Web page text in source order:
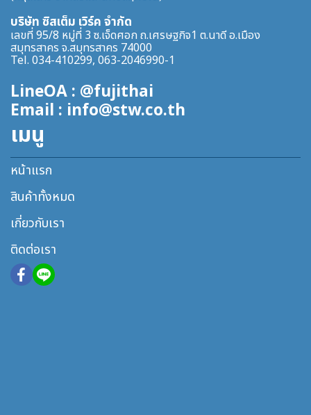
บริษัท ซิสเต็ม เวิร์ค จำกัด
เลขที่ 95/8 หมู่ที่ 3 ซ.เจ็ดศอก ถ.เศรษฐกิจ1 ต.นาดี อ.เมือง
สมุทรสาคร จ.สมุทรสาคร 74000
Tel. 034-410299, 063-2046990-1
LineOA : @fujithai
Email : info@stw.co.th
เมนู
หน้าแรก
สินค้าทั้งหมด
เกี่ยวกับเรา
ติดต่อเรา